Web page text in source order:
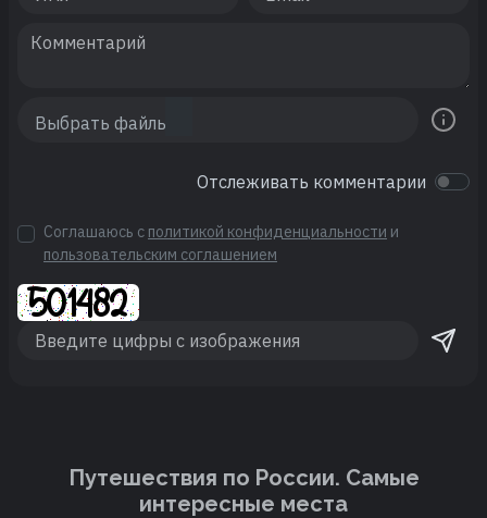
Отслеживать комментарии
Соглашаюсь с политикой конфиденциальности и
пользовательским соглашением
Путешествия по России. Cамые
интересные места